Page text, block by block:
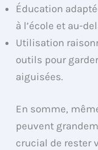
Éducation
à l’école et au-
Utilisation
outils pour
aiguisées.
En somme,
peuvent
crucial de rester